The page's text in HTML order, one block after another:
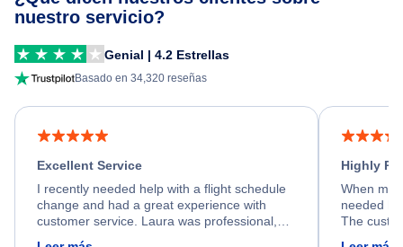
nuestro servicio?
Genial | 4.2 Estrellas
Basado en 34,320 reseñas
Excellent Service
I recently needed help with a flight schedule
change and had a great experience with
customer service. Laura was professional,
friendly, and very helpful throughout the
Highly
When my
needed
The
calm,